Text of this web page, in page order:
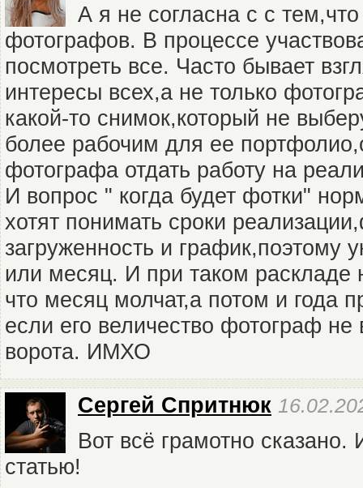
А я не согласна с с
фотографов. В процессе
посмотреть все. Часто бывает
интересы всех,а не только
какой-то снимок,который не
более рабочим для ее
фотографа отдать работу на
И вопрос " когда будет фотки"
хотят понимать сроки
загруженность и график,поэтому
или месяц. И при таком раскладе
что месяц молчат,а потом и года
если его величество фотограф
ворота. ИМХО
Сергей Спритнюк
Вот всё грамотно
статью!